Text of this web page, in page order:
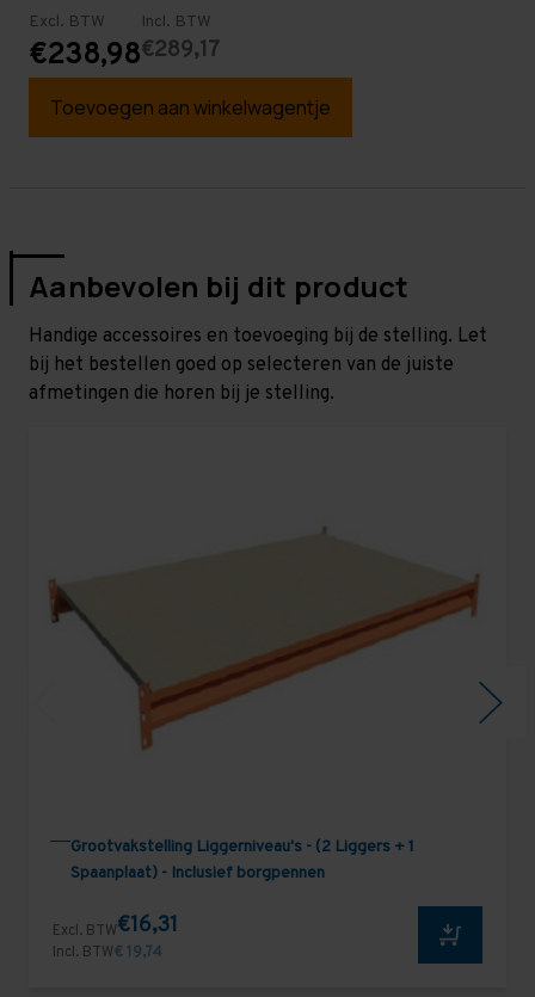
Excl. BTW
€238,98
Incl. BTW
€289,17
Toevoegen aan winkelwagentje
Aanbevolen bij dit product
Handige accessoires en toevoeging bij de stelling. Let
bij het bestellen goed op selecteren van de juiste
afmetingen die horen bij je stelling.
Grootvakstelling Liggerniveau's - (2 Liggers + 1
Spaanplaat) - Inclusief borgpennen
Excl. BTW€16,31
Incl. BTW€ 19,74